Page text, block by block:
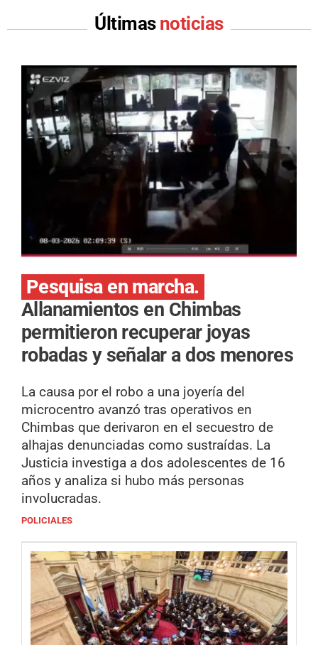
Últimas noticias
Pesquisa en marcha.
Allanamientos en Chimbas
permitieron recuperar joyas
robadas y señalar a dos menores
La causa por el robo a una joyería del
microcentro avanzó tras operativos en
Chimbas que derivaron en el secuestro de
alhajas denunciadas como sustraídas. La
Justicia investiga a dos adolescentes de 16
años y analiza si hubo más personas
involucradas.
POLICIALES